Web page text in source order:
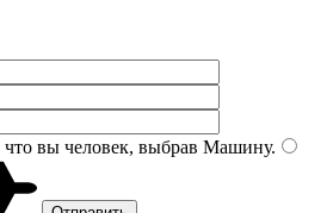
вы человек, выбрав Машину.